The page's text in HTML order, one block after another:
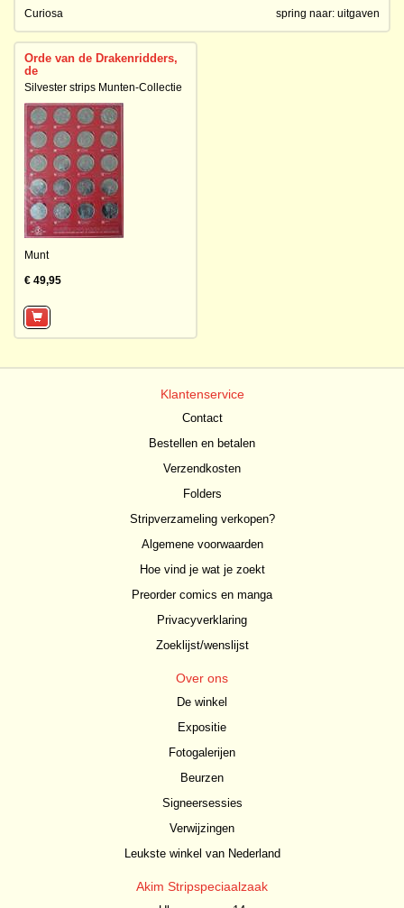
spring naar: uitgaven
Curiosa
Orde van de Drakenridders,
de
Silvester strips Munten-Collectie
Munt
€ 49,95
Klantenservice
Contact
Bestellen en betalen
Verzendkosten
Folders
Stripverzameling verkopen?
Algemene voorwaarden
Hoe vind je wat je zoekt
Preorder comics en manga
Privacyverklaring
Zoeklijst/wenslijst
Over ons
De winkel
Expositie
Fotogalerijen
Beurzen
Signeersessies
Verwijzingen
Leukste winkel van Nederland
Akim Stripspeciaalzaak